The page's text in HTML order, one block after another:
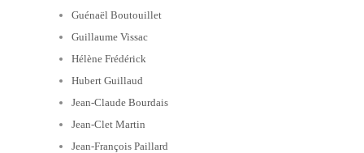
Guénaël Boutouillet
Guillaume Vissac
Hélène Frédérick
Hubert Guillaud
Jean-Claude Bourdais
Jean-Clet Martin
Jean-François Paillard